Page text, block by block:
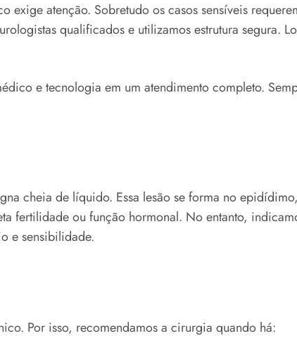
atenção. Sobretudo os casos sensíveis
qualificados e utilizamos estrutura segura.
e tecnologia em um atendimento completo.
cheia de líquido. Essa lesão se forma no
fertilidade ou função hormonal. No entanto,
e sensibilidade.
Por isso, recomendamos a cirurgia quando há: